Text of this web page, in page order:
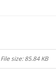
File size: 85.84 KB